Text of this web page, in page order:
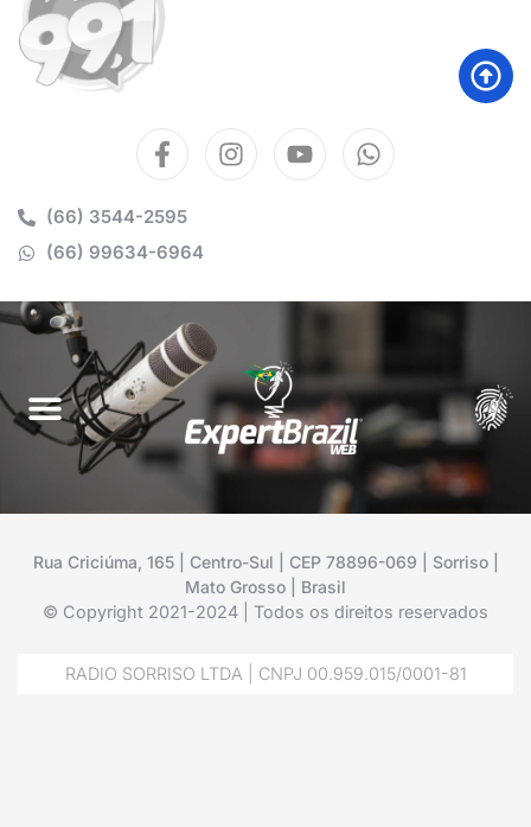
(66) 3544-2595
(66) 99634-6964
Rua Criciúma, 165 | Centro-Sul | CEP 78896-069 | Sorriso |
Mato Grosso | Brasil
© Copyright 2021-2024 | Todos os direitos reservados
RADIO SORRISO LTDA | CNPJ 00.959.015/0001-81